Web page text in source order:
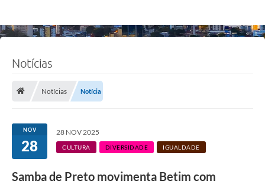
Notícias
Notícias Notícia
NOV
28
28 NOV 2025
CULTURA DIVERSIDADE IGUALDADE
Samba de Preto movimenta Betim com